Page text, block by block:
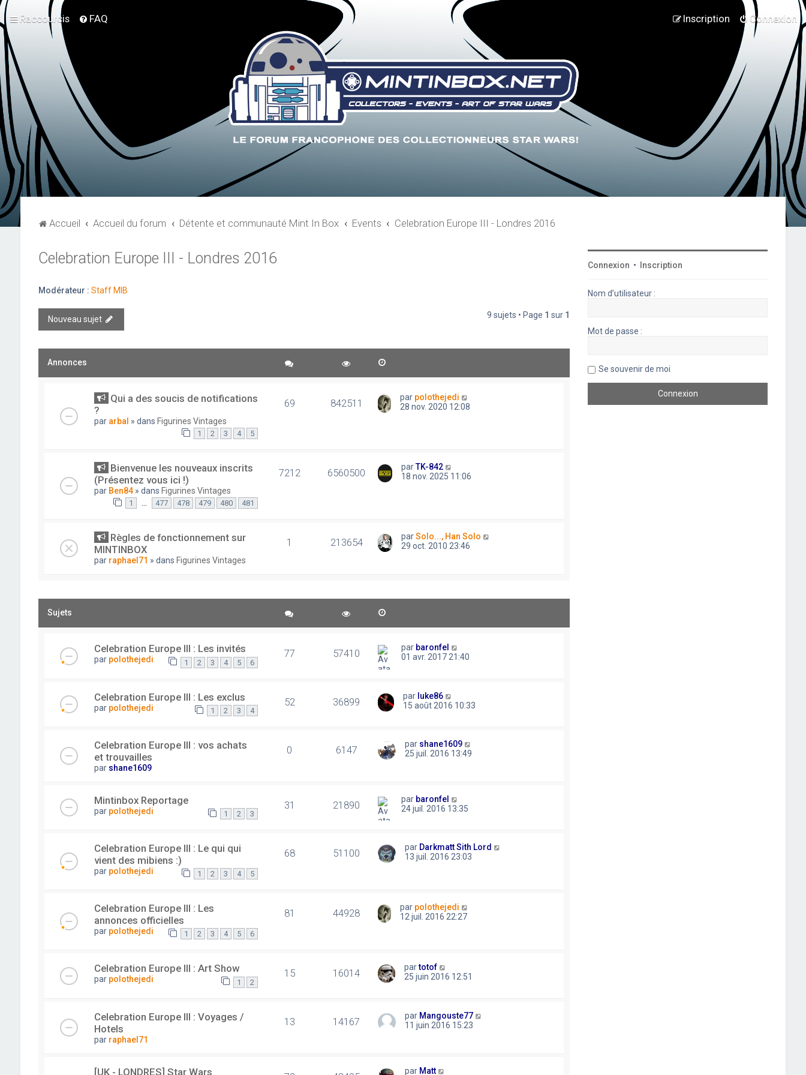
Raccourcis FAQ Connexion
Inscription
Accueil Accueil du forum Détente et communauté Mint In Box Events Celebration Europe III - Londres 2016
Celebration Europe III - Londres 2016
Modérateur : Staff MIB
Nouveau sujet 9 sujets • Page 1 sur 1
Annonces
Qui a des soucis de notifications
?
par arbal » dans Figurines Vintages
1 2 3 4 5
69 842511 par polothejedi
28 nov. 2020 12:08
Bienvenue les nouveaux inscrits
(Présentez vous ici !)
par Ben84 » dans Figurines Vintages
1 … 477 478 479 480 481
7212 6560500 parTK-842
18 nov. 2025 11:06
Règles de fonctionnement sur
MINTINBOX
par raphael71 » dans Figurines Vintages
1 213654 parSolo..., Han Solo
29 oct. 2010 23:46
Sujets
Celebration Europe III : Les invités
par polothejedi 1 2 3 4 5 6
77 57410 par baronfel
01 avr. 2017 21:40
Celebration Europe III : Les exclus
par polothejedi 1 2 3 4
52 36899 par luke86
15 août 2016 10:33
Celebration Europe III : vos achats
et trouvailles
par shane1609
0 6147 par shane1609
25 juil. 2016 13:49
Mintinbox Reportage
par polothejedi 1 2 3
31 21890 par baronfel
24 juil. 2016 13:35
Celebration Europe III : Le qui qui
vient des mibiens :)
par polothejedi 1 2 3 4 5
68 51100 par Darkmatt Sith Lord
13 juil. 2016 23:03
Celebration Europe III : Les
annonces officielles
par polothejedi 1 2 3 4 5 6
81 44928 par polothejedi
12 juil. 2016 22:27
Celebration Europe III : Art Show
par polothejedi 1 2
15 16014 partotof
25 juin 2016 12:51
Celebration Europe III : Voyages /
Hotels
par raphael71
13 14167 par Mangouste77
11 juin 2016 15:23
[UK - LONDRES] Star Wars
par Matt
Connexion • Inscription
Nom d’utilisateur :
Mot de passe :
Se souvenir de moi